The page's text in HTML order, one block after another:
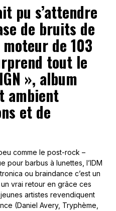
pu s’attendre
de bruits de
de 103
tout le
», album
ambient
et de
comme le post-rock –
pour barbus à lunettes, l’IDM
ou braindance c’est un
vrai retour en grâce ces
artistes revendiquent
(Daniel Avery, Tryphème,